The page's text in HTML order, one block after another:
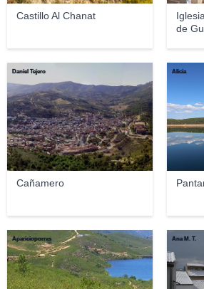
Castillo Al Chanat
de
Cañamero
Daniel Tejero Alicia
Aparicioporras Ana M. T.